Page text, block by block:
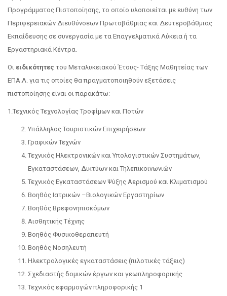
Προγράμματος Πιστοποίησης, το οποίο υλοποιείται με ευθύνη των
Περιφερειακών Διευθύνσεων Πρωτοβάθμιας και Δευτεροβάθμιας
Εκπαίδευσης σε συνεργασία με τα Επαγγελματικά Λύκεια ή τα
Εργαστηριακά Κέντρα.
Οι ειδικότητες του Μεταλυκειακού Έτους- Τάξης Μαθητείας των
ΕΠΑ.Λ. για τις οποίες θα πραγματοποιηθούν εξετάσεις
πιστοποίησης είναι οι παρακάτω:
1.Τεχνικός Τεχνολογίας Τροφίμων και Ποτών
Υπάλληλος Τουριστικών Επιχειρήσεων
Γραφικών Τεχνών
Τεχνικός Ηλεκτρονικών και Υπολογιστικών Συστημάτων,
Εγκαταστάσεων, Δικτύων και Τηλεπικοινωνιών
Τεχνικός Εγκαταστάσεων Ψύξης Αερισμού και Κλιματισμού
Βοηθός Ιατρικών –Βιολογικών Εργαστηρίων
Βοηθός Βρεφονηπιοκόμων
Αισθητικής Τέχνης
Βοηθός Φυσικοθεραπευτή
Βοηθός Νοσηλευτή
Ηλεκτρολογικές εγκαταστάσεις (πιλοτικές τάξεις)
Σχεδιαστής δομικών έργων και γεωπληροφορικής
Τεχνικός εφαρμογών πληροφορικής 1